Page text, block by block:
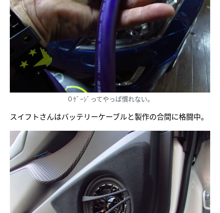
０ｹﾞｰｼﾞってやっぱ慣れない。
スイフトさんはバッテリーケーブルと製作の合間に格闘中。